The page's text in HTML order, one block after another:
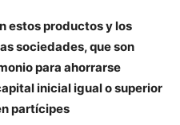
estos productos y los
sociedades, que son
para ahorrarse
inicial igual o superior
partícipes